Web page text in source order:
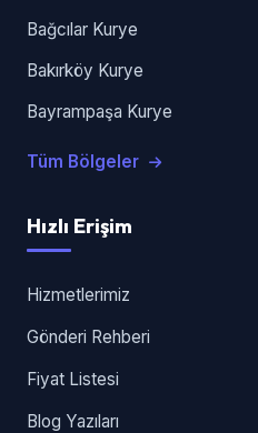
Bağcılar Kurye
Bakırköy Kurye
Bayrampaşa Kurye
Tüm Bölgeler
Hızlı Erişim
Hizmetlerimiz
Gönderi Rehberi
Fiyat Listesi
Blog Yazıları